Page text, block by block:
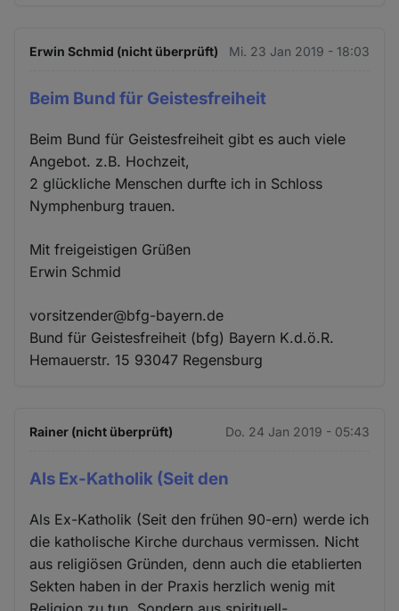
Erwin Schmid (nicht überprüft) Mi. 23 Jan 2019 - 18:03
Beim Bund für Geistesfreiheit
Beim Bund für Geistesfreiheit gibt es auch viele
Angebot. z.B. Hochzeit,
2 glückliche Menschen durfte ich in Schloss
Nymphenburg trauen.
Mit freigeistigen Grüßen
Erwin Schmid
vorsitzender@bfg-bayern.de
Bund für Geistesfreiheit (bfg) Bayern K.d.ö.R.
Hemauerstr. 15 93047 Regensburg
Rainer (nicht überprüft) Do. 24 Jan 2019 - 05:43
Als Ex-Katholik (Seit den
Als Ex-Katholik (Seit den frühen 90-ern) werde ich
die katholische Kirche durchaus vermissen. Nicht
aus religiösen Gründen, denn auch die etablierten
Sekten haben in der Praxis herzlich wenig mit